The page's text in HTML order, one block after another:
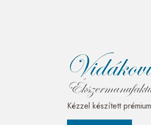
Kézzel készített